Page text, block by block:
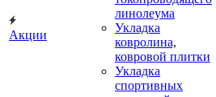
Акции
линолеума
Укладка
ковролина,
ковровой плитки
Укладка
спортивных